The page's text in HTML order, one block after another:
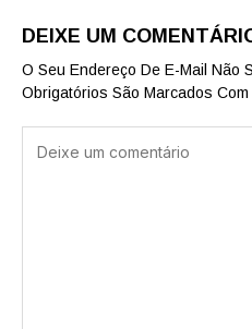
DEIXE UM
O Seu Endereço De E-Mail Não
Obrigatórios São Marcados Com